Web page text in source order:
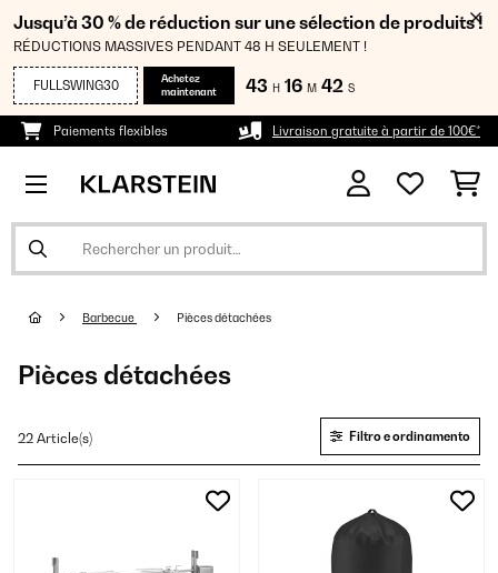
Jusqu’à 30 % de réduction sur une sélection de produits !
RÉDUCTIONS MASSIVES PENDANT 48 H SEULEMENT !
FULLSWING30
Achetez
maintenant
43 H 16 M 40 S
Paiements flexibles Livraison gratuite à partir de 100€*
Barbecue Pièces détachées
Pièces détachées
22 Article(s) Filtro e ordinamento